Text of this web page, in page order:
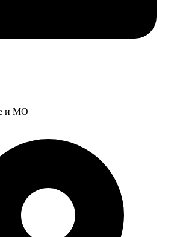
и МО